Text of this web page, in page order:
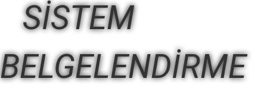
SİSTEM
BELGELENDİRME